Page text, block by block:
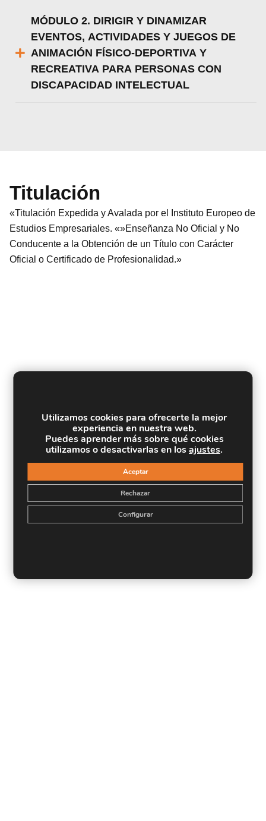
MÓDULO 2. DIRIGIR Y DINAMIZAR
EVENTOS, ACTIVIDADES Y JUEGOS DE
ANIMACIÓN FÍSICO-DEPORTIVA Y
RECREATIVA PARA PERSONAS CON
DISCAPACIDAD INTELECTUAL
Titulación
«Titulación Expedida y Avalada por el Instituto Europeo de
Estudios Empresariales. «»Enseñanza No Oficial y No
Conducente a la Obtención de un Título con Carácter
Oficial o Certificado de Profesionalidad.»
Utilizamos cookies para ofrecerte la mejor
experiencia en nuestra web.
Puedes aprender más sobre qué cookies
utilizamos o desactivarlas en losajustes.
Aceptar
Rechazar
Configurar